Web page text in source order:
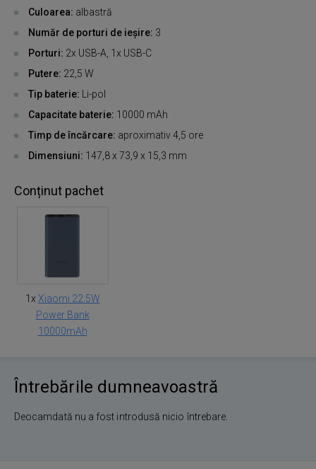
Culoarea: albastră
Număr de porturi de ieșire: 3
Porturi: 2x USB-A, 1x USB-C
Putere: 22,5 W
Tip baterie:
Li-pol
Capacitate baterie: 10000 mAh
Timp de încărcare: aproximativ 4,5 ore
Dimensiuni: 147,8 x 73,9 x 15,3 mm
Conținut pachet
1x Xiaomi 22.5W
Power Bank
10000mAh
Întrebările dumneavoastră
Deocamdată nu a fost introdusă nicio întrebare.